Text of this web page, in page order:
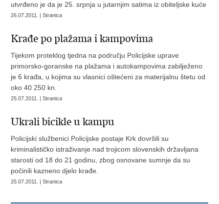
utvrđeno je da je 25. srpnja u jutarnjim satima iz obiteljske kuće
26.07.2011. | Stranica
Krađe po plažama i kampovima
Tijekom proteklog tjedna na području Policijske uprave
primorsko-goranske na plažama i autokampovima zabilježeno
je 6 krađa, u kojima su vlasnici oštećeni za materijalnu štetu od
oko 40 250 kn.
25.07.2011. | Stranica
Ukrali bicikle u kampu
Policijski službenici Policijske postaje Krk dovršili su
kriminalističko istraživanje nad trojicom slovenskih državljana
starosti od 18 do 21 godinu, zbog osnovane sumnje da su
počinili kazneno djelo krađe.
25.07.2011. | Stranica